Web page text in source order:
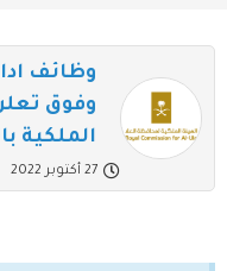
وظائف
وفوق
الملكية
27 أكتوبر 2022